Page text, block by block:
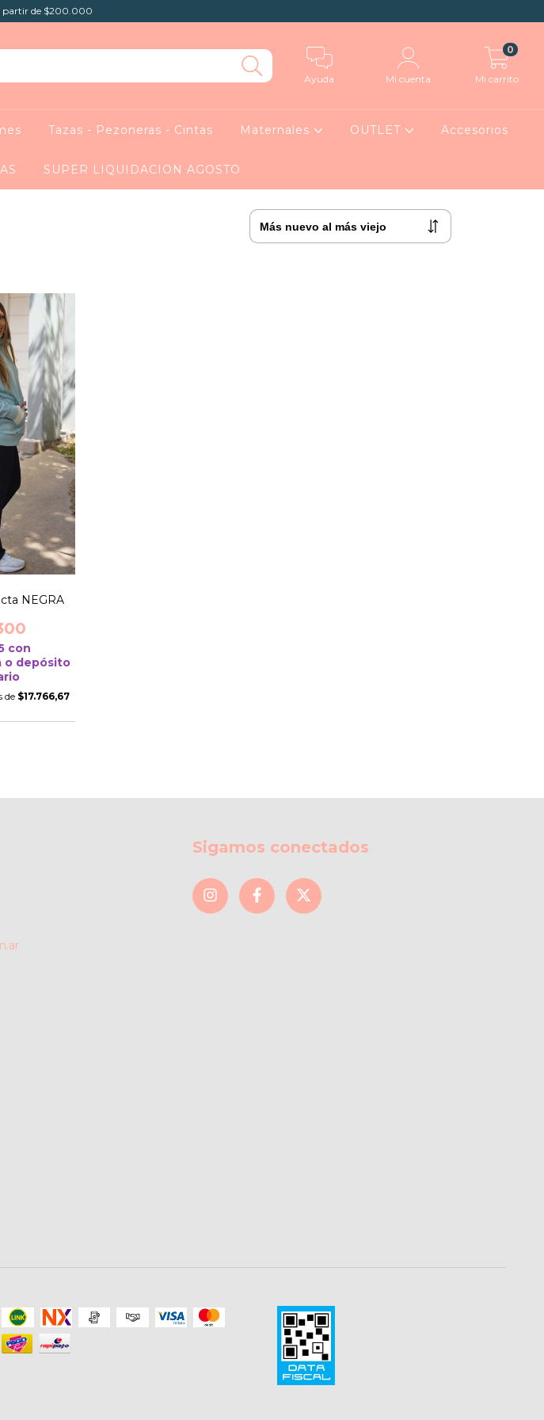
partir de $200.000
Ayuda Mi cuenta Mi carrito
0
Tazas - Pezoneras - Cintas Maternales OUTLET Accesorios
SUPER LIQUIDACION AGOSTO
NEGRA
con
o depósito
de $17.766,67
Sigamos conectados